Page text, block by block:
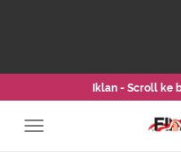
Iklan - Scroll ke